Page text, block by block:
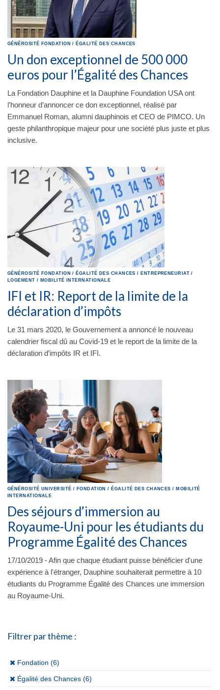
GÉNÉROSITÉ FONDATION / ÉGALITÉ DES CHANCES
Un don exceptionnel de 500 000
euros pour l’Égalité des Chances
La Fondation Dauphine et la Dauphine Foundation USA ont
l’honneur d’annoncer ce don exceptionnel, réalisé par
Emmanuel Roman, alumni dauphinois et CEO de PIMCO. Un
geste philanthropique majeur pour une société plus juste et plus
inclusive.
GÉNÉROSITÉ FONDATION / ÉGALITÉ DES CHANCES / ENTREPRENEURIAT /
LOGEMENT / MOBILITÉ INTERNATIONALE
IFI et IR: Report de la limite de la
déclaration d’impôts
Le 31 mars 2020, le Gouvernement a annoncé le nouveau
calendrier fiscal dû au Covid-19 et le report de la limite de la
déclaration d’impôts IR et IFI.
GÉNÉROSITÉ UNIVERSITÉ / FONDATION / ÉGALITÉ DES CHANCES / MOBILITÉ
INTERNATIONALE
Des séjours d’immersion au
Royaume-Uni pour les étudiants du
Programme Égalité des Chances
17/10/2019 - Afin que chaque étudiant puisse bénéficier d'une
expérience à l'étranger, Dauphine souhaiterait permettre à 10
étudiants du Programme Égalité des Chances une immersion
au Royaume-Uni.
Filtrer par thème :
(x)
Fondation (6)
(x)
Égalité des Chances (6)